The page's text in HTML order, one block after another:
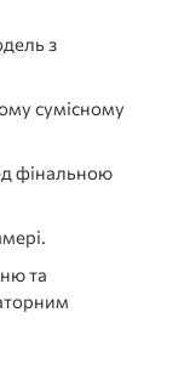
з
сумісному
фінальною
та